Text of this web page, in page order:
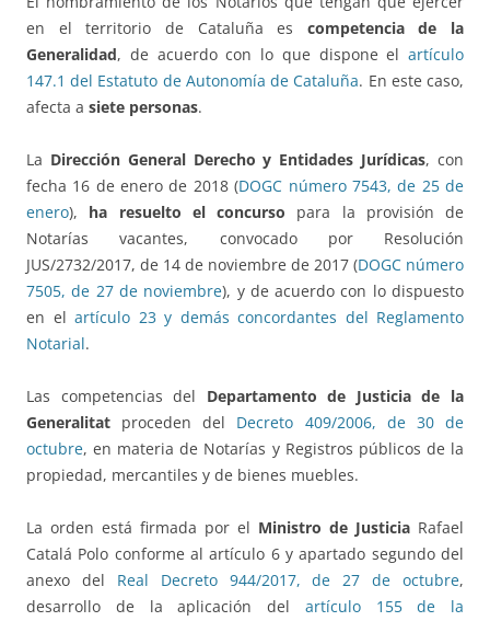
en el territorio de Cataluña es competencia de la
Generalidad, de acuerdo con lo que dispone el artículo
147.1 del Estatuto de Autonomía de Cataluña. En este caso,
afecta a siete personas.
La Dirección General Derecho y Entidades Jurídicas, con
fecha 16 de enero de 2018 (DOGC número 7543, de 25 de
enero), ha resuelto el concurso para la provisión de
Notarías vacantes, convocado por Resolución
JUS/2732/2017, de 14 de noviembre de 2017 (DOGC número
7505, de 27 de noviembre), y de acuerdo con lo dispuesto
en el artículo 23 y demás concordantes del Reglamento
Notarial.
Las competencias del Departamento de Justicia de la
Generalitat proceden del Decreto 409/2006, de 30 de
octubre, en materia de Notarías y Registros públicos de la
propiedad, mercantiles y de bienes muebles.
La orden está firmada por el Ministro de Justicia Rafael
Catalá Polo conforme al artículo 6 y apartado segundo del
anexo del Real Decreto 944/2017, de 27 de octubre,
desarrollo de la aplicación del artículo 155 de la